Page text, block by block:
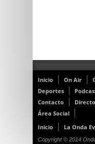
Inicio On Air
Deportes
Contacto
Área Social
Inicio
La Onda
Copyright © 2014